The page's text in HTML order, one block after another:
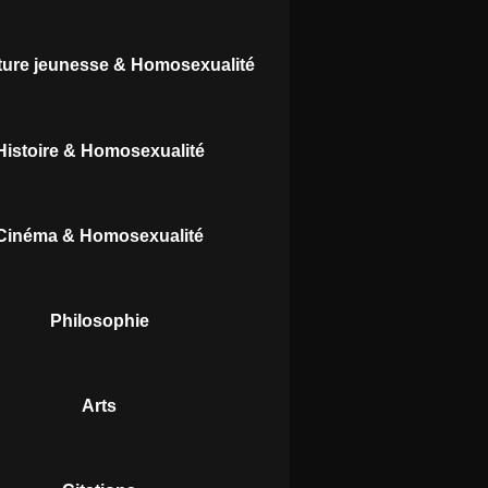
jeunesse & Homosexualité
& Homosexualité
& Homosexualité
Philosophie
Arts